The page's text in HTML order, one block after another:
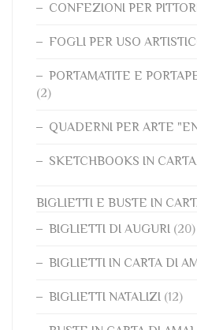
CONFEZIONI PER
FOGLI PER USO
PORTAMATITE E
(2)
QUADERNI PER ARTE
SKETCHBOOKS IN
BIGLIETTI E BUSTE IN
BIGLIETTI DI AUGURI (20)
BIGLIETTI IN CARTA DI
BIGLIETTI NATALIZI (12)